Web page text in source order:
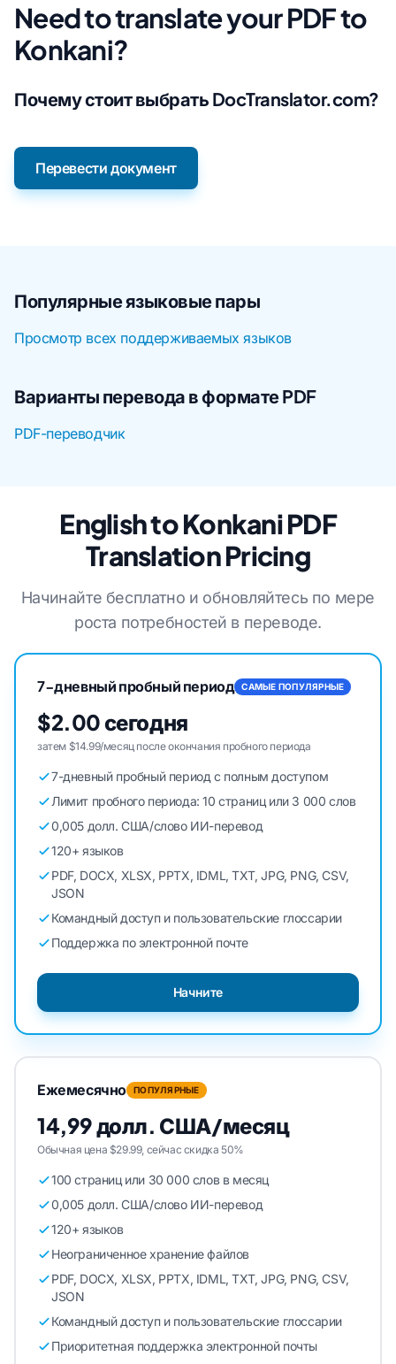
Need to translate your PDF to
Konkani?
Почему стоит выбрать DocTranslator.com?
Перевести документ
Популярные языковые пары
Просмотр всех поддерживаемых языков
Варианты перевода в формате PDF
PDF-переводчик
English to Konkani PDF
Translation Pricing
Начинайте бесплатно и обновляйтесь по мере
роста потребностей в переводе.
7-дневный пробный период САМЫЕ ПОПУЛЯРНЫЕ
$2.00 сегодня
затем $14.99/месяц после окончания пробного периода
7-дневный пробный период с полным доступом
Лимит пробного периода: 10 страниц или 3 000 слов
0,005 долл. США/слово ИИ-перевод
120+ языков
PDF, DOCX, XLSX, PPTX, IDML, TXT, JPG, PNG, CSV,
JSON
Командный доступ и пользовательские глоссарии
Поддержка по электронной почте
Начните
Ежемесячно ПОПУЛЯРНЫЕ
14,99 долл. США/месяц
Обычная цена $29.99, сейчас скидка 50%
100 страниц или 30 000 слов в месяц
0,005 долл. США/слово ИИ-перевод
120+ языков
Неограниченное хранение файлов
PDF, DOCX, XLSX, PPTX, IDML, TXT, JPG, PNG, CSV,
JSON
Командный доступ и пользовательские глоссарии
Приоритетная поддержка электронной почты